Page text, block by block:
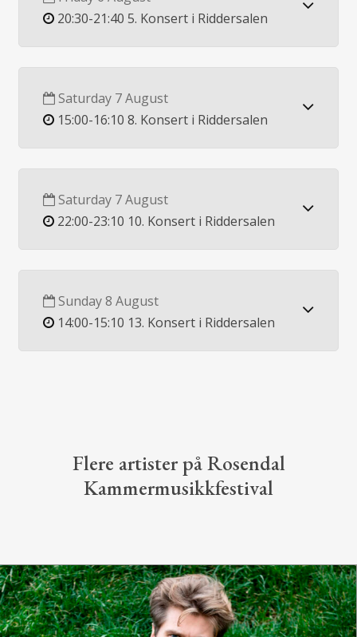
20:30-21:40 5. Konsert i Riddersalen
Saturday 7 August
15:00-16:10 8. Konsert i Riddersalen
Saturday 7 August
22:00-23:10 10. Konsert i Riddersalen
Sunday 8 August
14:00-15:10 13. Konsert i Riddersalen
Flere artister på Rosendal
Kammermusikkfestival